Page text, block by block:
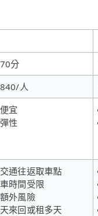
分
人
宜
性
通往返取車點
時間受限
外風險
來回或租多天